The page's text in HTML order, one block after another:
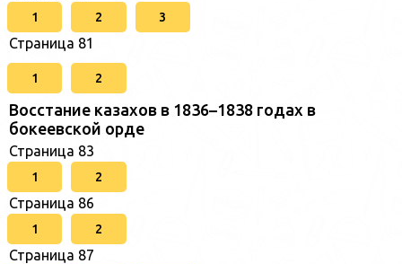
1 2 3
Страница 81
1 2
Восстание казахов в 1836–1838 годах в
бокеевской орде
Страница 83
1 2
Страница 86
1 2
Страница 87